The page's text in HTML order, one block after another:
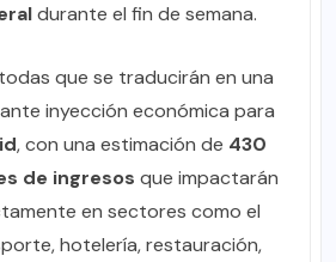
durante el fin de semana.
que se traducirán en una
inyección económica para
, con una estimación de 430
de ingresos que impactarán
en sectores como el
hotelería, restauración,